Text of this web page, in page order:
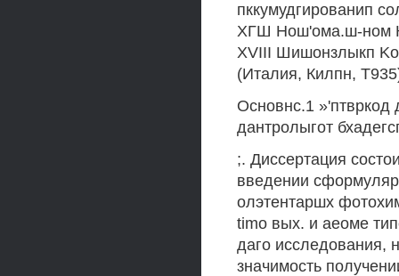
пккумудгированип
ХГШ Нош'ома.ш-ном К/
XVIII Шишонзлыкп
(Италия, Килпн,
Основнс.1 »'птвркод
дантролыгот
;. Диссертация
введении
олэтентаршх
timo вых. и аеоме
даго исследования,
значимость